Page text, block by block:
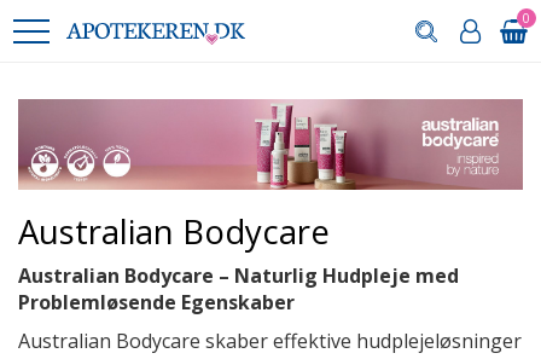
0
Australian Bodycare
Australian Bodycare – Naturlig Hudpleje med
Problemløsende Egenskaber
Australian Bodycare skaber effektive hudplejeløsninger